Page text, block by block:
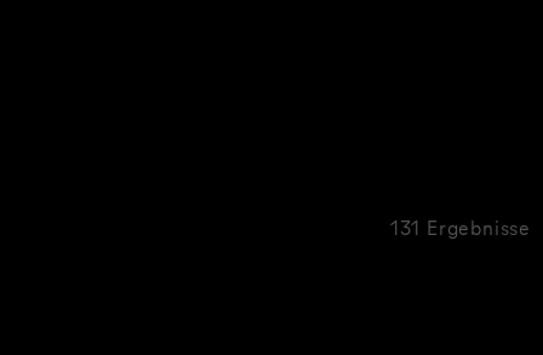
131 Ergebnisse